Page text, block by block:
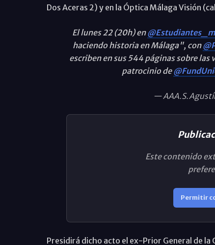
Dos Aceras 2) y en la Óptica Málaga Visión
El lunes 22 (20h) en
haciendo historia en Málaga", con
escriben en sus 544 páginas sobre las
patrocinio de
—
Este contenido
Permitir
Presidirá dicho acto el ex-Prior General de la